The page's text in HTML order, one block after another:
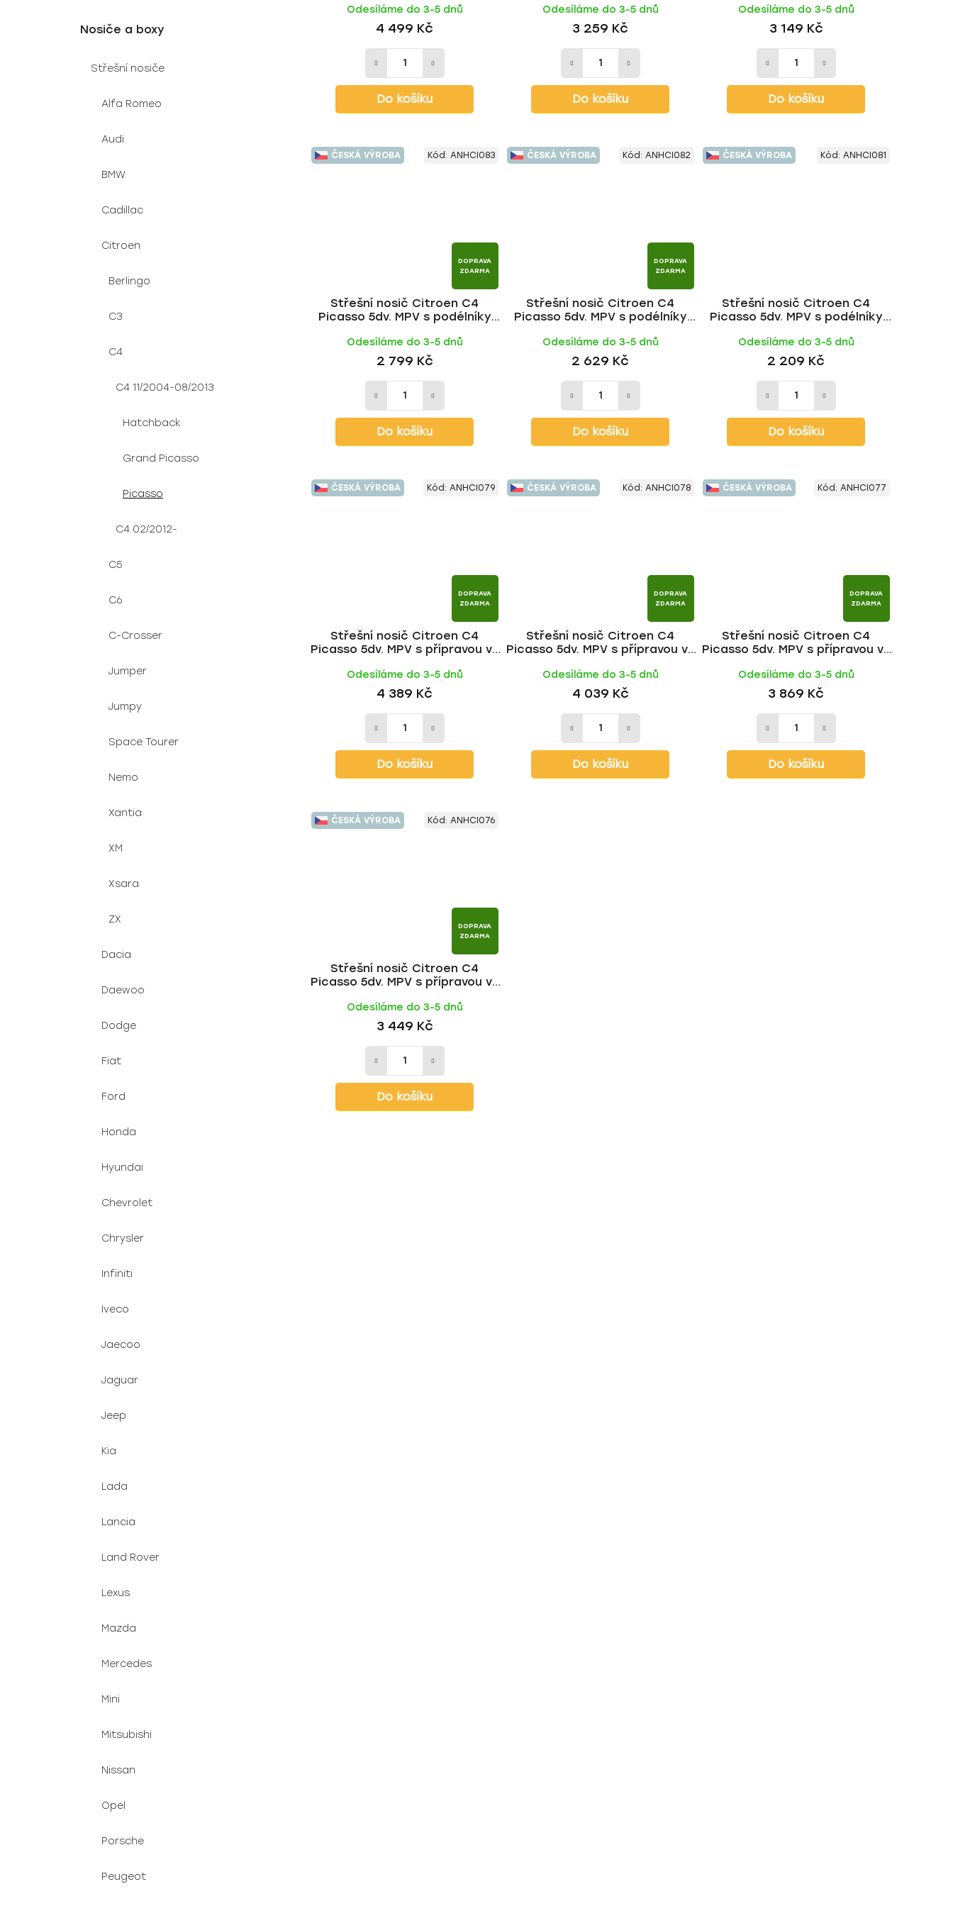
Nosiče a boxy
Střešní nosiče
Alfa Romeo
Audi
BMW
Cadillac
Citroen
Berlingo
C3
C4
C4 11/2004-08/2013
Hatchback
Grand Picasso
Picasso
C4 02/2012-
C5
C6
C-Crosser
Jumper
Jumpy
Space Tourer
Nemo
Xantia
XM
Xsara
ZX
Dacia
Daewoo
Dodge
Fiat
Ford
Honda
Hyundai
Chevrolet
Chrysler
Infiniti
Iveco
Jaecoo
Jaguar
Jeep
Kia
Lada
Lancia
Land Rover
Lexus
Mazda
Mercedes
Mini
Mitsubishi
Nissan
Opel
Porsche
Peugeot
tyč | HAKR
Odesíláme do 3-5 dnů
4 499 Kč
Do košíku
HAKR
Odesíláme do 3-5 dnů
3 259 Kč
Do košíku
Odesíláme do 3-5 dnů
3 149 Kč
Do košíku
ČESKÁ VÝROBA
DOPRAVA
ZDARMA
Střešní nosič Citroen C4
Picasso 5dv. MPV s podélníky
HAKR
Odesíláme do 3-5 dnů
2 799 Kč
Do košíku
Kód: ANHCI083 ČESKÁ VÝROBA
DOPRAVA
ZDARMA
Střešní nosič Citroen C4
Picasso 5dv. MPV s podélníky
Odesíláme do 3-5 dnů
2 629 Kč
Do košíku
Kód: ANHCI082 ČESKÁ VÝROBA
Střešní nosič Citroen C4
Picasso 5dv. MPV s podélníky
Odesíláme do 3-5 dnů
2 209 Kč
Do košíku
Kód: ANHCI081
ČESKÁ VÝROBA
DOPRAVA
ZDARMA
Střešní nosič Citroen C4
Picasso 5dv. MPV s přípravou ve
| HAKR
Odesíláme do 3-5 dnů
4 389 Kč
Do košíku
Kód: ANHCI079 ČESKÁ VÝROBA
DOPRAVA
ZDARMA
Střešní nosič Citroen C4
Picasso 5dv. MPV s přípravou ve
tyč | HAKR
Odesíláme do 3-5 dnů
4 039 Kč
Do košíku
Kód: ANHCI078 ČESKÁ VÝROBA
DOPRAVA
ZDARMA
Střešní nosič Citroen C4
Picasso 5dv. MPV s přípravou ve
HAKR
Odesíláme do 3-5 dnů
3 869 Kč
Do košíku
Kód: ANHCI077
ČESKÁ VÝROBA
DOPRAVA
ZDARMA
Střešní nosič Citroen C4
Picasso 5dv. MPV s přípravou ve
Odesíláme do 3-5 dnů
3 449 Kč
Do košíku
Kód: ANHCI076